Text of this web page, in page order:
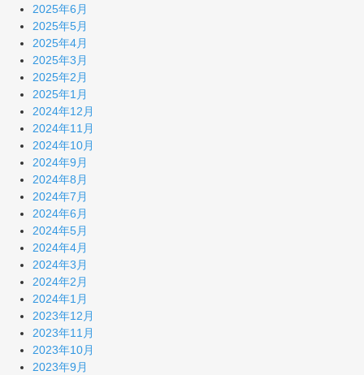
2025年6月
2025年5月
2025年4月
2025年3月
2025年2月
2025年1月
2024年12月
2024年11月
2024年10月
2024年9月
2024年8月
2024年7月
2024年6月
2024年5月
2024年4月
2024年3月
2024年2月
2024年1月
2023年12月
2023年11月
2023年10月
2023年9月